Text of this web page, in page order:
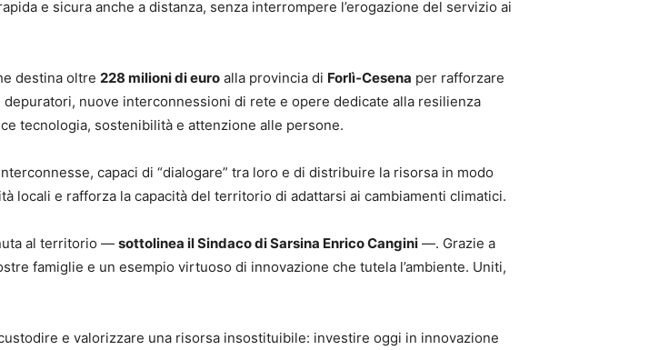
e sicura anche a distanza, senza interrompere l’erogazione del servizio ai
destina oltre 228 milioni di euro alla provincia di Forlì‑Cesena per rafforzare
nuove interconnessioni di rete e opere dedicate alla resilienza
tecnologia, sostenibilità e attenzione alle persone.
capaci di “dialogare” tra loro e di distribuire la risorsa in modo
locali e rafforza la capacità del territorio di adattarsi ai cambiamenti climatici.
al territorio — sottolinea il Sindaco di Sarsina Enrico Cangini —. Grazie a
famiglie e un esempio virtuoso di innovazione che tutela l’ambiente. Uniti,
e valorizzare una risorsa insostituibile: investire oggi in innovazione